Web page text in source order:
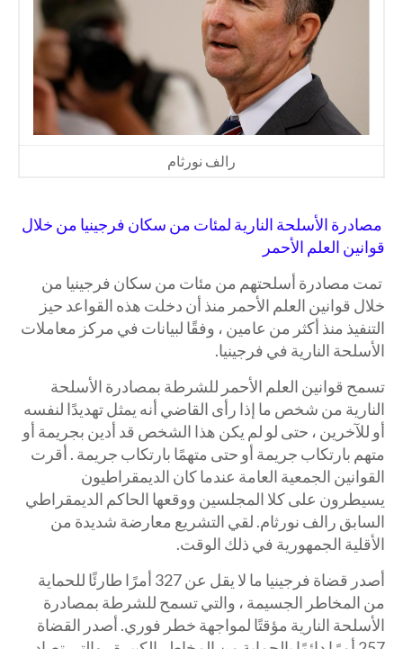
رالف نورثام
مصادرة الأسلحة النارية لمئات من سكان فرجينيا من خلال
قوانين العلم الأحمر
تمت مصادرة أسلحتهم من مئات من سكان فرجينيا من
خلال قوانين العلم الأحمر منذ أن دخلت هذه القواعد حيز
التنفيذ منذ أكثر من عامين ، وفقًا لبيانات في مركز معاملات
الأسلحة النارية في فرجينيا.
تسمح قوانين العلم الأحمر للشرطة بمصادرة الأسلحة
النارية من شخص ما إذا رأى القاضي أنه يمثل تهديدًا لنفسه
أو للآخرين ، حتى لو لم يكن هذا الشخص قد أدين بجريمة أو
متهم بارتكاب جريمة أو حتى متهمًا بارتكاب جريمة . أقرت
القوانين الجمعية العامة عندما كان الديمقراطيون
يسيطرون على كلا المجلسين ووقعها الحاكم الديمقراطي
السابق رالف نورثام. لقي التشريع معارضة شديدة من
الأقلية الجمهورية في ذلك الوقت.
أصدر قضاة فرجينيا ما لا يقل عن 327 أمرًا طارئًا للحماية
من المخاطر الجسيمة ، والتي تسمح للشرطة بمصادرة
الأسلحة النارية مؤقتًا لمواجهة خطر فوري. أصدر القضاة